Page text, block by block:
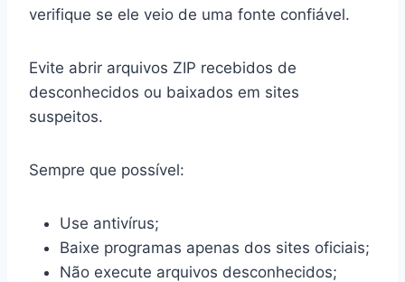
verifique se ele veio de uma fonte confiável.
Evite abrir arquivos ZIP recebidos de
desconhecidos ou baixados em sites
suspeitos.
Sempre que possível:
Use antivírus;
Baixe programas apenas dos sites oficiais;
Não execute arquivos desconhecidos;